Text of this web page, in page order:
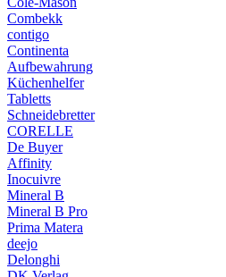
Combekk
contigo
Continenta
Aufbewahrung
Küchenhelfer
Tabletts
Schneidebretter
CORELLE
De Buyer
Affinity
Inocuivre
Mineral B
Mineral B Pro
Prima Matera
deejo
Delonghi